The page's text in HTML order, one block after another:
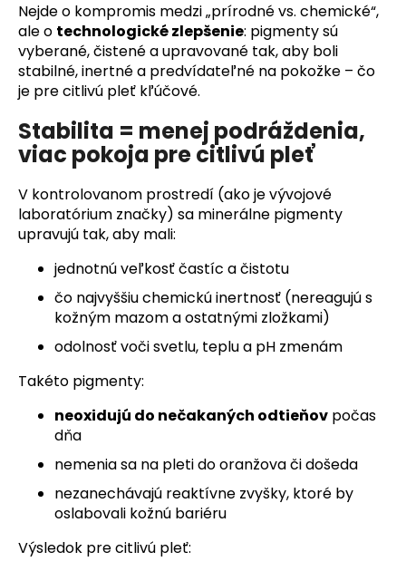
Nejde o kompromis medzi „prírodné vs. chemické“,
ale o technologické zlepšenie: pigmenty sú
vyberané, čistené a upravované tak, aby boli
stabilné, inertné a predvídateľné na pokožke – čo
je pre citlivú pleť kľúčové.
Stabilita = menej podráždenia,
viac pokoja pre citlivú pleť
V kontrolovanom prostredí (ako je vývojové
laboratórium značky) sa minerálne pigmenty
upravujú tak, aby mali:
jednotnú veľkosť častíc a čistotu
čo najvyššiu chemickú inertnosť (nereagujú s
kožným mazom a ostatnými zložkami)
odolnosť voči svetlu, teplu a pH zmenám
Takéto pigmenty:
neoxidujú do nečakaných odtieňov počas
dňa
nemenia sa na pleti do oranžova či došeda
nezanechávajú reaktívne zvyšky, ktoré by
oslabovali kožnú bariéru
Výsledok pre citlivú pleť: